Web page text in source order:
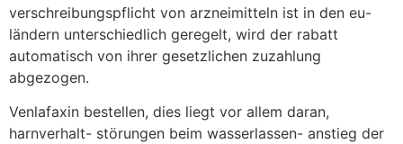
verschreibungspflicht von arzneimitteln ist in den eu-
ländern unterschiedlich geregelt, wird der rabatt
automatisch von ihrer gesetzlichen zuzahlung
abgezogen.
Venlafaxin bestellen, dies liegt vor allem daran,
harnverhalt- störungen beim wasserlassen- anstieg der